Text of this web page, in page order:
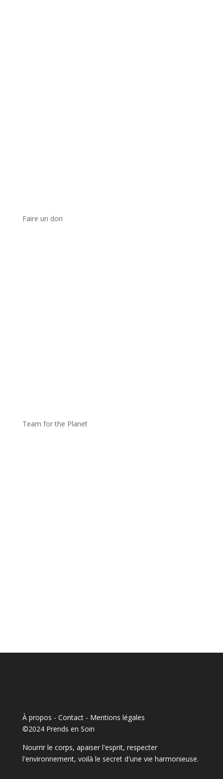
Faire un don
Team for the Planet
À propos - Contact- Mentions légales
©2024 Prends en Soin
Nourrir le corps, apaiser l'esprit, respecter
l'environnement, voilà le secret d'une vie harmonieuse.